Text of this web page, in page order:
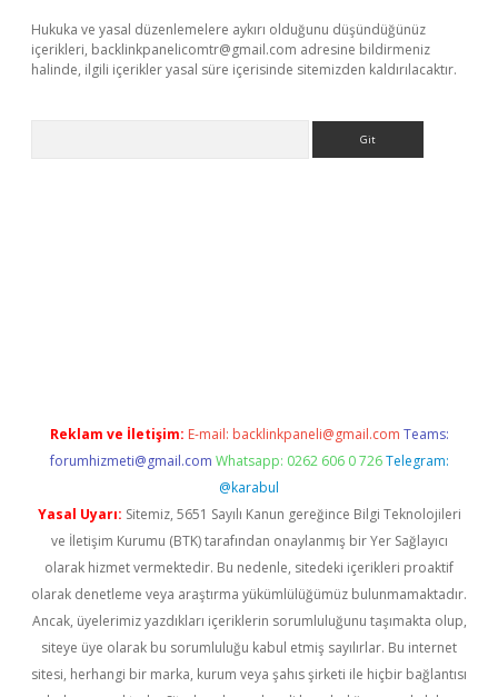
Hukuka ve yasal düzenlemelere aykırı olduğunu düşündüğünüz
içerikleri, backlinkpanelicomtr@gmail.com adresine bildirmeniz
halinde, ilgili içerikler yasal süre içerisinde sitemizden kaldırılacaktır.
Reklam ve İletişim: E-mail: backlinkpaneli@gmail.com Teams:
forumhizmeti@gmail.com Whatsapp: 0262 606 0 726 Telegram:
@karabul
Yasal Uyarı: Sitemiz, 5651 Sayılı Kanun gereğince Bilgi Teknolojileri
ve İletişim Kurumu (BTK) tarafından onaylanmış bir Yer Sağlayıcı
olarak hizmet vermektedir. Bu nedenle, sitedeki içerikleri proaktif
olarak denetleme veya araştırma yükümlülüğümüz bulunmamaktadır.
Ancak, üyelerimiz yazdıkları içeriklerin sorumluluğunu taşımakta olup,
siteye üye olarak bu sorumluluğu kabul etmiş sayılırlar. Bu internet
sitesi, herhangi bir marka, kurum veya şahıs şirketi ile hiçbir bağlantısı